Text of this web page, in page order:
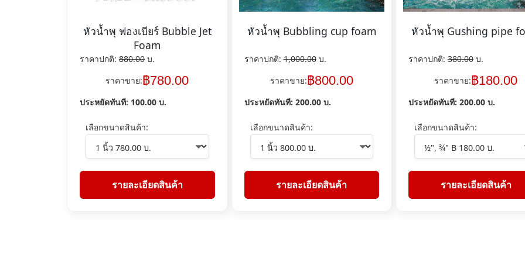
หัวน้ำพุ ฟองเบียร์ Bubble Jet
Foam
ราคาปกติ: 880.00 บ.
ราคาขาย:฿780.00
ประหยัดทันที: 100.00 บ.
เลือกขนาดสินค้า:
รายละเอียดสินค้า
หัวน้ำพุ Bubbling cup foam
ราคาปกติ:1,000.00บ.
ราคาขาย:฿800.00
ประหยัดทันที: 200.00บ.
เลือกขนาดสินค้า:
รายละเอียดสินค้า
หัวน้ำพุ Gushing pipe
ราคาปกติ: 380.00 บ.
ราคาขาย:฿180.00
ประหยัดทันที: 200.00 บ.
เลือกขนาดสินค้า:
รายละเอียดสินค้า